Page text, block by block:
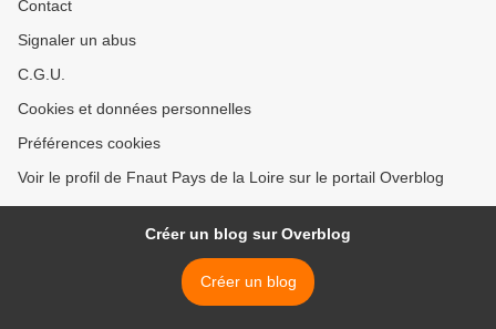
Contact
Signaler un abus
C.G.U.
Cookies et données personnelles
Préférences cookies
Voir le profil de Fnaut Pays de la Loire sur le portail Overblog
Créer un blog sur Overblog
Créer un blog